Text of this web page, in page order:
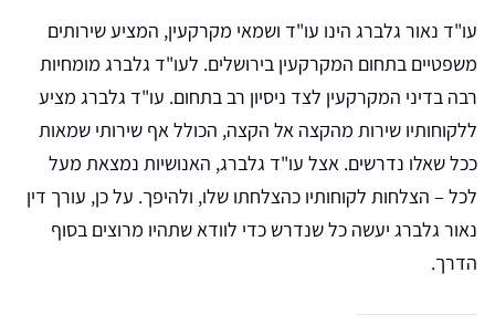
עו"ד נאור גלברג הינו עו"ד ושמאי מקרקעין, המציע שירותים
משפטיים בתחום המקרקעין בירושלים. לעו"ד גלברג מומחיות
רבה בדיני המקרקעין לצד ניסיון רב בתחום. עו"ד גלברג מציע
ללקוחותיו שירות מהקצה אל הקצה, הכולל אף שירותי שמאות
ככל שאלו נדרשים. אצל עו"ד גלברג, האנושיות נמצאת מעל
לכל – הצלחות לקוחותיו כהצלחתו שלו, ולהיפך. על כן, עורך דין
נאור גלברג יעשה כל שנדרש כדי לוודא שתהיו מרוצים בסוף
הדרך.